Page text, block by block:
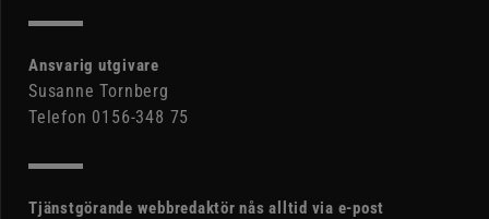
Ansvarig utgivare
Susanne Tornberg
Telefon 0156-348 75
Tjänstgörande webbredaktör nås alltid via e-post